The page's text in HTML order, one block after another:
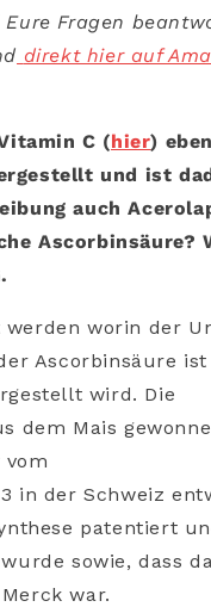
Fragen
direkt hier auf
C (hier) eben
und ist
auch
Ascorbinsäure?
worin der
Ascorbinsäure ist
wird. Die
dem Mais
vom
in der Schweiz
patentiert
sowie, dass
war.